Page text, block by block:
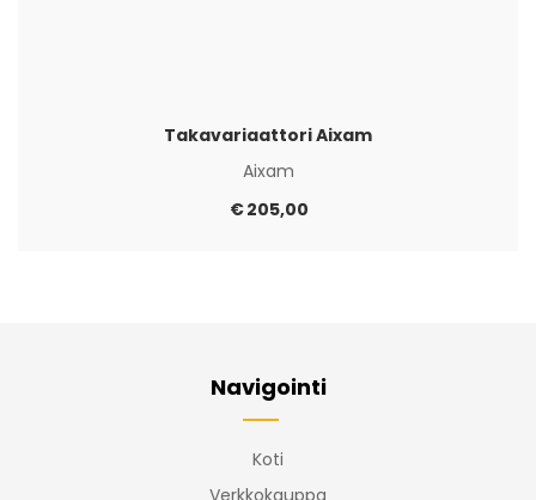
Takavariaattori Aixam
Aixam
€205,00
Navigointi
Koti
Verkkokauppa